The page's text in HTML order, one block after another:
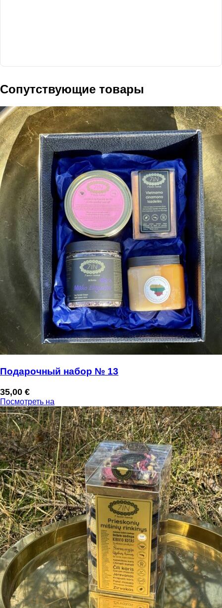
Сопутствующие товары
Подарочный набор № 13
35,00 €
Посмотреть на